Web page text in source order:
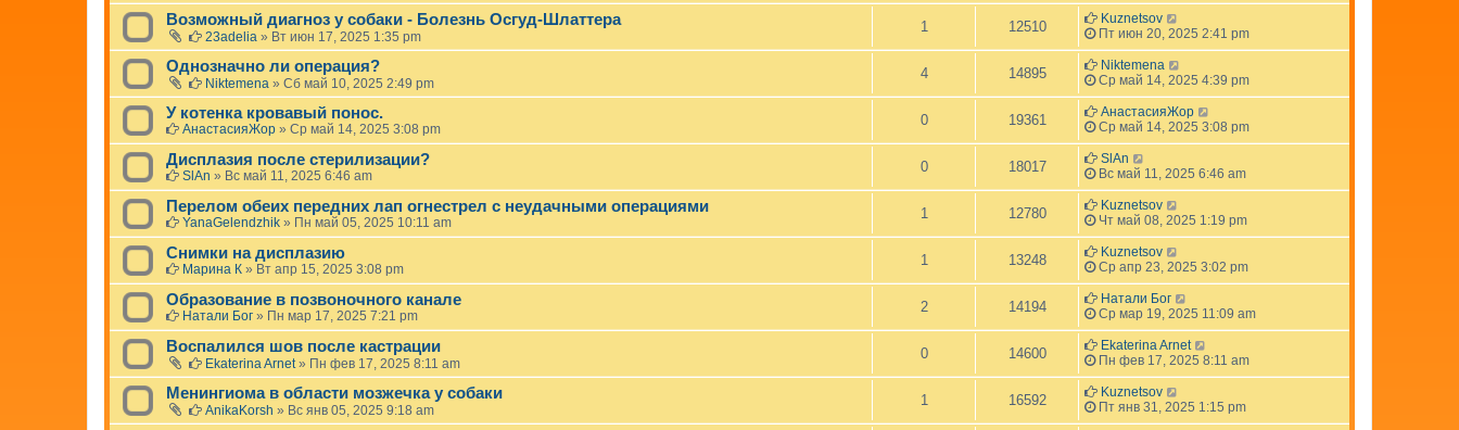
Возможный диагноз у собаки - Болезнь Осгуд-Шлаттера
23adelia » Вт июн 17, 2025 1:35 pm
1 12510
Kuznetsov
Пт июн 20, 2025 2:41 pm
Однозначно ли операция?
Niktemena » Сб май 10, 2025 2:49 pm
4 14895
Niktemena
Ср май 14, 2025 4:39 pm
У котенка кровавый понос.
АнастасияЖор » Ср май 14, 2025 3:08 pm
0 19361
АнастасияЖор
Ср май 14, 2025 3:08 pm
Дисплазия после стерилизации?
SlAn » Вс май 11, 2025 6:46 am
0 18017
SlAn
Вс май 11, 2025 6:46 am
Перелом обеих передних лап огнестрел с неудачными операциями
YanaGelendzhik » Пн май 05, 2025 10:11 am
1 12780
Kuznetsov
Чт май 08, 2025 1:19 pm
Снимки на дисплазию
Марина К » Вт апр 15, 2025 3:08 pm
1 13248
Kuznetsov
Ср апр 23, 2025 3:02 pm
Образование в позвоночного канале
Натали Бог » Пн мар 17, 2025 7:21 pm
2 14194
Натали Бог
Ср мар 19, 2025 11:09 am
Воспалился шов после кастрации
Ekaterina Arnet» Пн фев 17, 2025 8:11 am
0 14600
Ekaterina Arnet
Пн фев 17, 2025 8:11 am
Менингиома в области мозжечка у собаки
AnikaKorsh » Вс янв 05, 2025 9:18 am
1 16592
Kuznetsov
Пт янв 31, 2025 1:15 pm